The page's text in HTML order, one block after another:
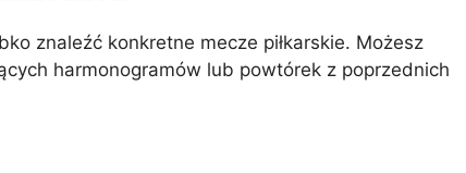
znaleźć konkretne mecze piłkarskie. Możesz
harmonogramów lub powtórek z poprzednich